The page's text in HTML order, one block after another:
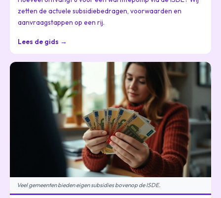
zetten de actuele subsidiebedragen, voorwaarden en
aanvraagstappen op een rij.
Lees de gids →
Veel gemeenten bieden eigen subsidies bovenop de ISDE.